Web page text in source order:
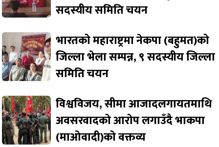
सदस्यीय समिति चयन
भारतको महाराष्ट्रमा नेकपा (बहुमत)को
जिल्ला भेला सम्पन्न, ९ सदस्यीय जिल्ला
समिति चयन
विश्वविजय, सीमा आजादलगायतमाथि
अवसरवादको आरोप लगाउँदै भाकपा
(माओवादी)को वक्तव्य